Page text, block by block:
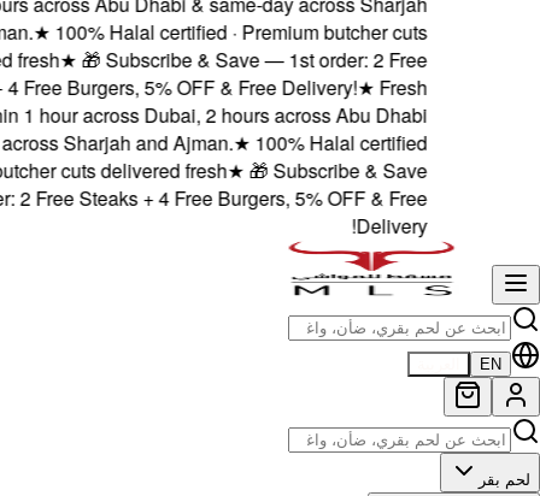
and Ajman.
delivered fresh
Steaks + 4 Free
delivery within 1 hour
& same-day across
· Premium butcher cuts
— 1st order: 2 Free